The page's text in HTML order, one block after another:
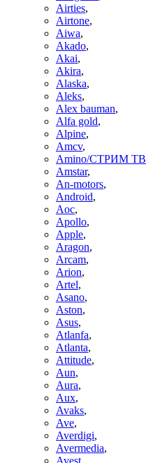
Airties,
Airtone,
Aiwa,
Akado,
Akai,
Akira,
Alaska,
Aleks,
Alex bauman,
Alfa gold,
Alpine,
Amcv,
Amino/СТРИМ ТВ
Amstar,
An-motors,
Android,
Aoc,
Apollo,
Apple,
Aragon,
Arcam,
Arion,
Artel,
Asano,
Aston,
Asus,
Atlanfa,
Atlanta,
Attitude,
Aun,
Aura,
Aux,
Avaks,
Ave,
Averdigi,
Avermedia,
Avest,